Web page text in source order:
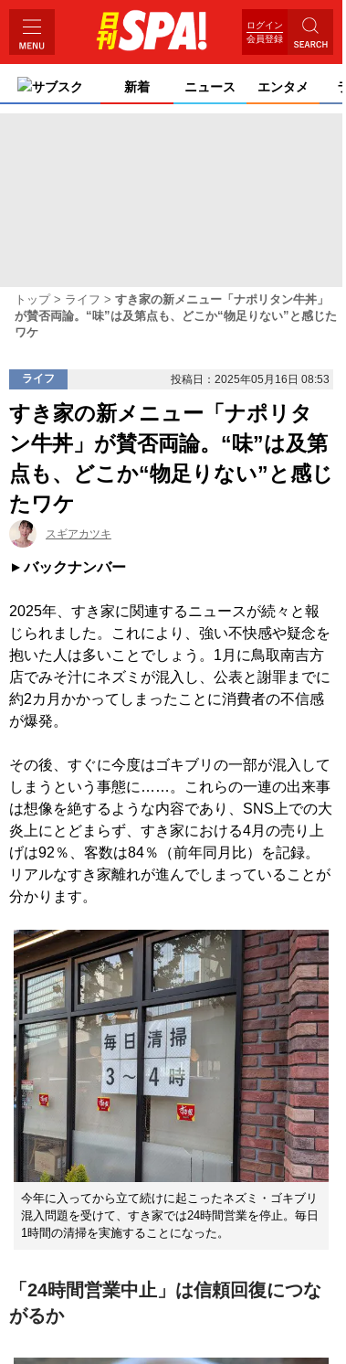
ログイン
会員登録
サブスク 新着 ニュース エンタメ
トップ ライフ
すき家の新メニュー「ナポリタン牛丼」
が賛否両論。“味”は及第点も、どこか“物足りない”と感じた
ワケ
ライフ 投稿日：2025年05月16日 08:53
すき家の新メニュー「ナポリタ
ン牛丼」が賛否両論。“味”は及第
点も、どこか“物足りない”と感じ
たワケ
スギアカツキ
バックナンバー
2025年、すき家に関連するニュースが続々と報
じられました。これにより、強い不快感や疑念を
抱いた人は多いことでしょう。1月に鳥取南吉方
店でみそ汁にネズミが混入し、公表と謝罪までに
約2カ月かかってしまったことに消費者の不信感
が爆発。
その後、すぐに今度はゴキブリの一部が混入して
しまうという事態に……。これらの一連の出来事
は想像を絶するような内容であり、SNS上での大
炎上にとどまらず、すき家における4月の売り上
げは92％、客数は84％（前年同月比）を記録。
リアルなすき家離れが進んでしまっていることが
分かります。
今年に入ってから立て続けに起こったネズミ・ゴキブリ
混入問題を受けて、すき家では24時間営業を停止。毎日
1時間の清掃を実施することになった。
「24時間営業中止」は信頼回復につな
がるか